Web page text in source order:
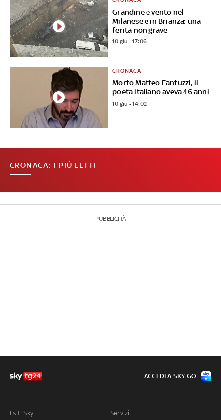
Grandine e vento nel
Milanese e in Brianza: una
ferita non grave
10 giu - 17:06
Morto Matteo Fantuzzi, il
poeta italiano aveva 46 anni
CRONACA
10 giu - 14:02
CRONACA: I PIÙ LETTI
PUBBLICITÀ
I siti Sky: Servizi:
ACCEDI A SKY GO